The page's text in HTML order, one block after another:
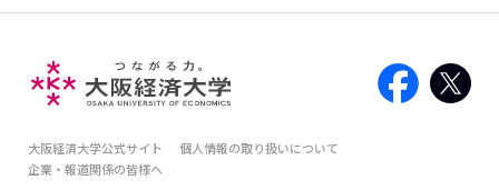
大阪経済大学公式サイト
個人情報の取り扱いについて
企業・報道関係の皆様へ